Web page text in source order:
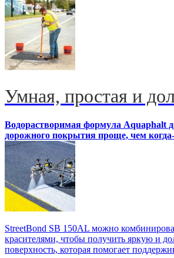
Умная, простая и
Водорастворимая формула Aquaphalt
дорожного покрытия проще, чем
StreetBond SB 150AL можно
красителями, чтобы получить яркую и
поверхность, которая помогает